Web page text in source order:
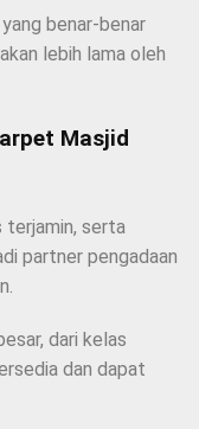
benar-benar
lebih lama oleh
Masjid
terjamin, serta
partner pengadaan
dari kelas
dan dapat